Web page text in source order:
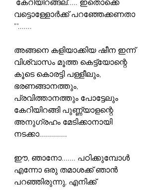
വട്ടൊള്ളോർക്ക് പറഞ്ഞേക്കണതാ
"".......
അങ്ങനെ കളിയാക്കിയ ഷീന ഇന്ന്
വിശ്വാസം മൂത്ത കെട്ട്യോന്റെ
കൂടെ കൊരട്ടി പള്ളീലും,
ഭരണങ്ങാനത്തും,
പ്രവിത്താനത്തും പോട്ടേലും
കേറിയിറങ്ങി പുണ്ണ്യാളന്റെ
അനുഗ്രഹം മേടിക്കാനായി
നടക്കാ..............
ഈ, ഞാനോ....... പഠിക്കുമ്പോൾ
എന്നോ ഒരു തമാശക്ക് ഞാൻ
പറഞ്ഞിരുന്നു, എനിക്ക്